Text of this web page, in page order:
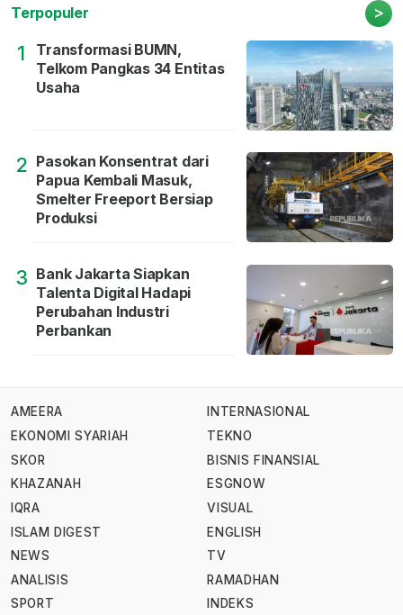
Terpopuler >
1
Transformasi BUMN,
Telkom Pangkas 34 Entitas
Usaha
2 Pasokan Konsentrat dari
Papua Kembali Masuk,
Smelter Freeport Bersiap
Produksi
3 Bank Jakarta Siapkan
Talenta Digital Hadapi
Perubahan Industri
Perbankan
AMEERA
EKONOMI SYARIAH
SKOR
KHAZANAH
IQRA
ISLAM DIGEST
NEWS
ANALISIS
SPORT
INTERNASIONAL
TEKNO
BISNIS FINANSIAL
ESGNOW
VISUAL
ENGLISH
TV
RAMADHAN
INDEKS